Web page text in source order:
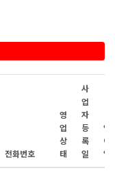
전화번호
영
업
상
태
사
업
자
등
록
일
업
이
일